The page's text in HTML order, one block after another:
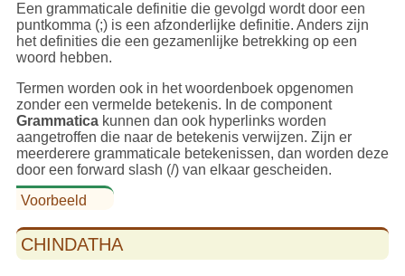
Een grammaticale definitie die gevolgd wordt door een
puntkomma (;) is een afzonderlijke definitie. Anders zijn
het definities die een gezamenlijke betrekking op een
woord hebben.
Termen worden ook in het woordenboek opgenomen
zonder een vermelde betekenis. In de component
Grammaticakunnen dan ook hyperlinks worden
aangetroffen die naar de betekenis verwijzen. Zijn er
meerderere grammaticale betekenissen, dan worden deze
door een forward slash (/) van elkaar gescheiden.
Voorbeeld
CHINDATHA